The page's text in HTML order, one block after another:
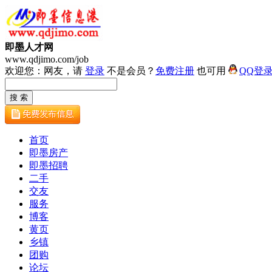
即墨人才网
www.qdjimo.com/job
欢迎您：网友，请 登录 不是会员？ 免费注册 也可用 QQ登
首页
即墨房产
即墨招聘
二手
交友
服务
博客
黄页
乡镇
团购
论坛